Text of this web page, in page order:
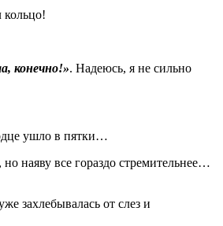
кольцо!
конечно!». Надеюсь, я не сильно
ушло в пятки…
наяву все гораздо стремительнее…
захлебывалась от слез и